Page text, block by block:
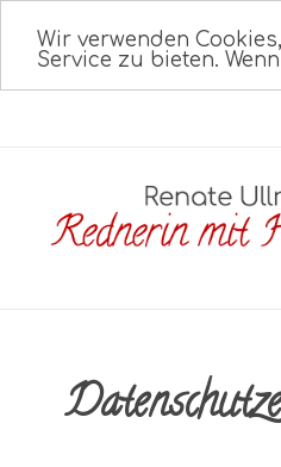
Wir verwenden
Service zu bieten.